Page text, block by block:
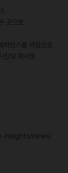
곳으로
런스를 바탕으로
/SI 회사로
news/